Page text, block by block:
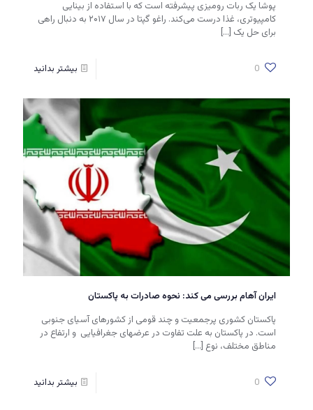
پوشا یک ربات رومیزی پیشرفته است که با استفاده از بینایی
کامپیوتری، غذا درست می‌کند. راغو گپتا در سال ۲۰۱۷ به دنبال راهی
برای حل یک […]
0 بیشتر بدانید
ایران آهام بررسی می کند: نحوه صادرات به پاکستان
پاکستان کشوری پرجمعیت و چند قومی از کشورهای آسیای جنوبی
است. در پاکستان به علت تفاوت در عرضهای جغرافیایی‎ ‎‏ و ارتفاع در
مناطق مختلف، نوع […]
0 بیشتر بدانید